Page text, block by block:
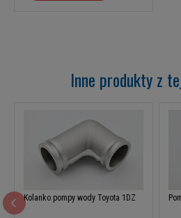
Inne produkty z
Kolanko pompy wody Toyota 1DZ